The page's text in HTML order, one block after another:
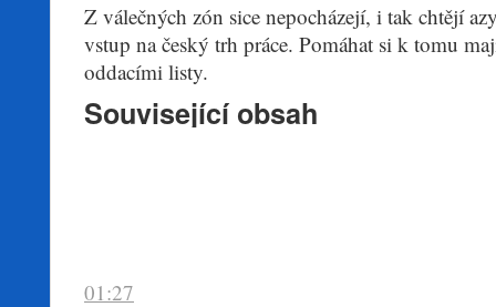
Z válečných zón sice nepocházejí, i tak chtějí
vstup na český trh práce. Pomáhat si k tomu
oddacími listy.
Související obsah
01:27